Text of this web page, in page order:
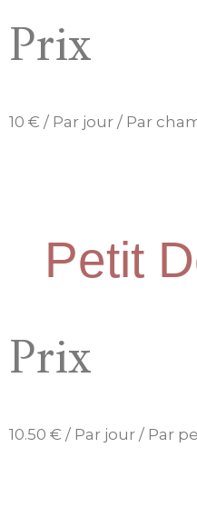
Prix
10 € / Par jour / Par
Petit
Prix
10.50 € / Par jour / Par